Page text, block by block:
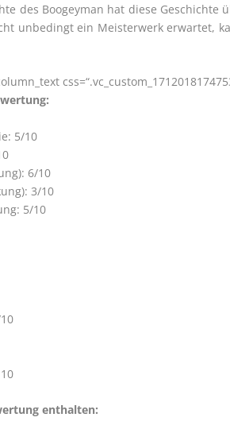
des Boogeyman hat diese
unbedingt ein Meisterwerk erwartet,
5/10
6/10
3/10
5/10
enthalten: